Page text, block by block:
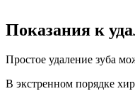
Показания к
Простое удаление зуба
В экстренном порядке